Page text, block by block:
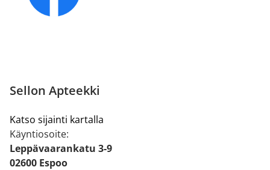
Sellon Apteekki
Katso sijainti kartalla
Käyntiosoite:
Leppävaarankatu 3-9
02600 Espoo